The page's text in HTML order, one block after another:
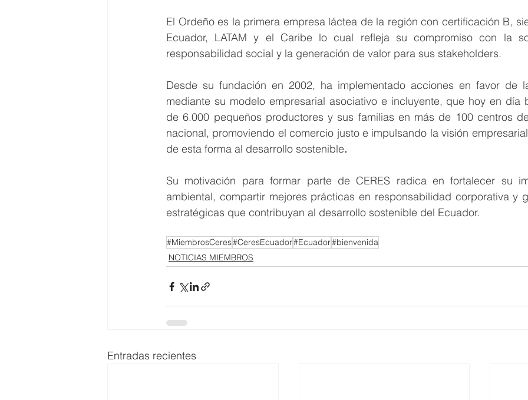
El Ordeño es la primera empresa láctea de la región con certificación B,
Ecuador, LATAM y el Caribe lo cual refleja su compromiso con la
responsabilidad social y la generación de valor para sus stakeholders.
Desde su fundación en 2002, ha implementado acciones en favor de
mediante su modelo empresarial asociativo e incluyente, que hoy en día
de 6.000 pequeños productores y sus familias en más de 100 centros
nacional, promoviendo el comercio justo e impulsando la visión
de esta forma al desarrollo sostenible.
Su motivación para formar parte de CERES radica en fortalecer su
ambiental, compartir mejores prácticas en responsabilidad corporativa y
estratégicas que contribuyan al desarrollo sostenible del Ecuador.
#MiembrosCeres#CeresEcuador#Ecuador#bienvenida
NOTICIAS MIEMBROS
Entradas recientes